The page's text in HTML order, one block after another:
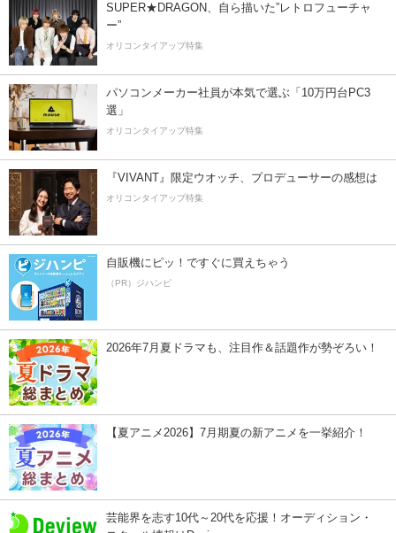
SUPER★DRAGON、自ら描いた”レトロフューチャ
ー”
オリコンタイアップ特集
パソコンメーカー社員が本気で選ぶ「10万円台PC3
選」
オリコンタイアップ特集
『VIVANT』限定ウオッチ、プロデューサーの感想は
オリコンタイアップ特集
自販機にピッ！ですぐに買えちゃう
（PR）ジハンピ
2026年7月夏ドラマも、注目作＆話題作が勢ぞろい！
【夏アニメ2026】7月期夏の新アニメを一挙紹介！
芸能界を志す10代～20代を応援！オーディション・